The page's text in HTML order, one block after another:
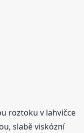
roztoku v lahvičce
slabě viskózní